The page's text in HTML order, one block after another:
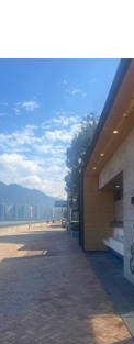
ENGLISH
下載 DOWNLOAD